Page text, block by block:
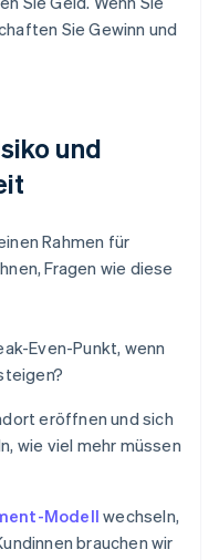
Sie Gewinn und
und
Rahmen für
Fragen wie diese
Even-Punkt, wenn
eröffnen und sich
wie viel mehr müssen
Modellwechseln,
brauchen wir